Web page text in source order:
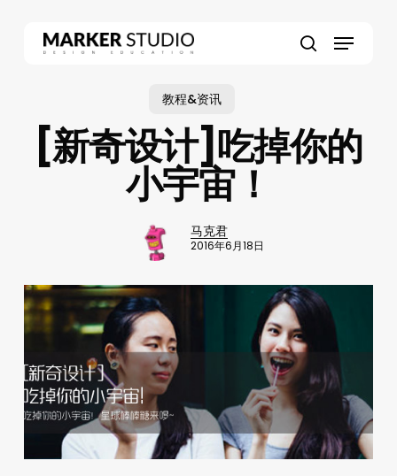
Menu
教程&资讯
[新奇设计]吃掉你的
小宇宙！
马克君
2016年6月18日